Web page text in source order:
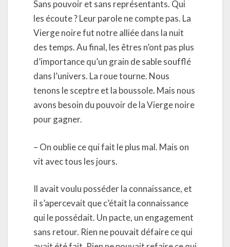
Sans pouvoir et sans représentants. Qui
les écoute ? Leur parole ne compte pas. La
Vierge noire fut notre alliée dans la nuit
des temps. Au final, les êtres n’ont pas plus
d’importance qu’un grain de sable soufflé
dans l’univers. La roue tourne. Nous
tenons le sceptre et la boussole. Mais nous
avons besoin du pouvoir de la Vierge noire
pour gagner.
– On oublie ce qui fait le plus mal. Mais on
vit avec tous les jours.
Il avait voulu posséder la connaissance, et
il s’apercevait que c’était la connaissance
qui le possédait. Un pacte, un engagement
sans retour. Rien ne pouvait défaire ce qui